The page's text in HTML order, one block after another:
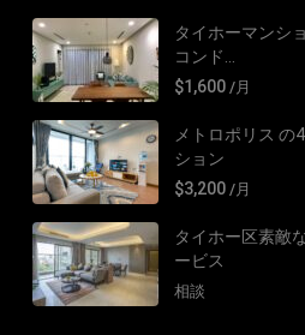
タイホーマンシ
コンド...
$1,600 /月
メトロポリス の
ション
$3,200 /月
タイホー区素敵
ービス
相談